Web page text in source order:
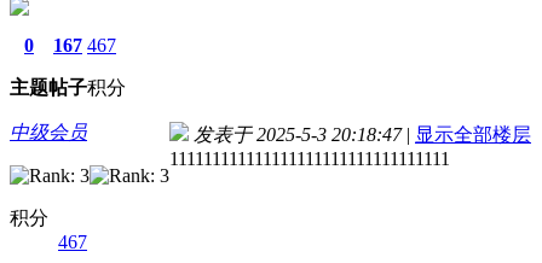
0
主题
167
帖子
467
积分
中级会员
积分
467
发表于 2025-5-3 20:18:47 | 显示全部楼层
111111111111111111111111111111111